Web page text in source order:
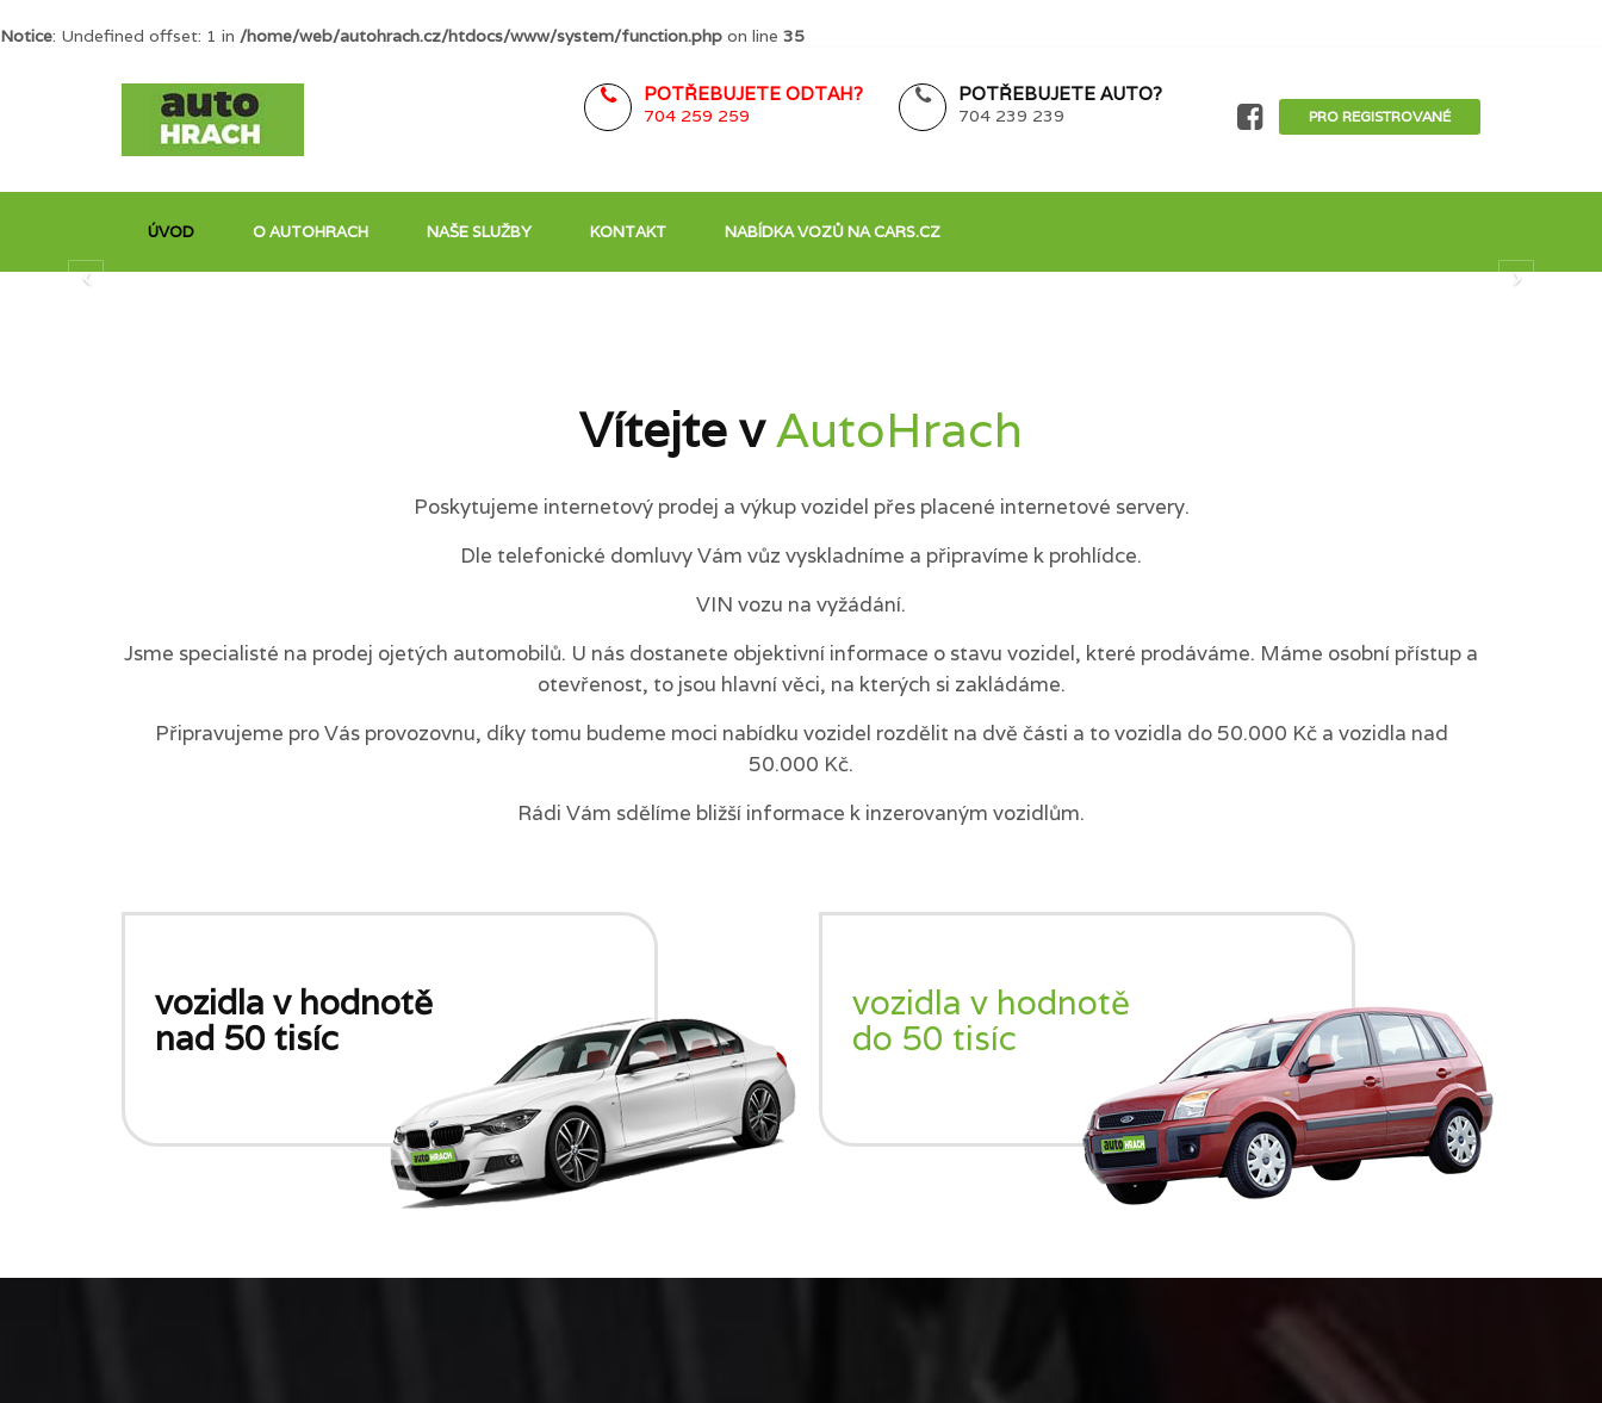
Notice: Undefined offset: 1 in /home/web/autohrach.cz/htdocs/www/system/function.php on line 35
POTŘEBUJETE ODTAH?
704 259 259
POTŘEBUJETE AUTO?
704 239 239 PRO REGISTROVANÉ
ÚVOD O AUTOHRACH NAŠE SLUŽBY KONTAKT NABÍDKA VOZŮ NA CARS.CZ
Vítejte vAutoHrach
Poskytujeme internetový prodej a výkup vozidel přes placené internetové servery.
Dle telefonické domluvy Vám vůz vyskladníme a připravíme k prohlídce.
VIN vozu na vyžádání.
Jsme specialisté na prodej ojetých automobilů. U nás dostanete objektivní informace o stavu vozidel, které prodáváme. Máme osobní přístup a
otevřenost, to jsou hlavní věci, na kterých si zakládáme.
Připravujeme pro Vás provozovnu, díky tomu budeme moci nabídku vozidel rozdělit na dvě části a to vozidla do 50.000 Kč a vozidla nad
50.000 Kč.
Rádi Vám sdělíme bližší informace k inzerovaným vozidlům.
vozidla v hodnotě
nad 50 tisíc
vozidla v hodnotě
do 50 tisíc